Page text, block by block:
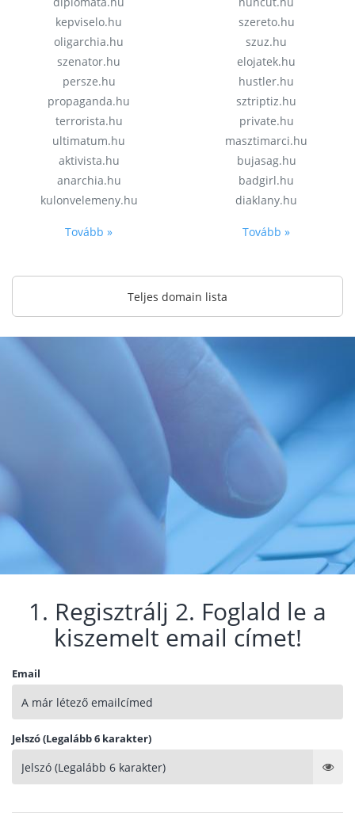
kepviselo.hu
oligarchia.hu
szenator.hu
persze.hu
propaganda.hu
terrorista.hu
ultimatum.hu
aktivista.hu
anarchia.hu
kulonvelemeny.hu
Tovább »
szereto.hu
szuz.hu
elojatek.hu
hustler.hu
sztriptiz.hu
private.hu
masztimarci.hu
bujasag.hu
badgirl.hu
diaklany.hu
Tovább »
Teljes domain lista
1. Regisztrálj 2. Foglald le a
kiszemelt email címet!
Email
Jelszó (Legalább 6 karakter)